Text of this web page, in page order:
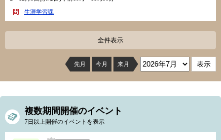
生涯学習課
全件表示
先月 今月 来月
複数期間開催のイベント
7日以上開催のイベントを表示